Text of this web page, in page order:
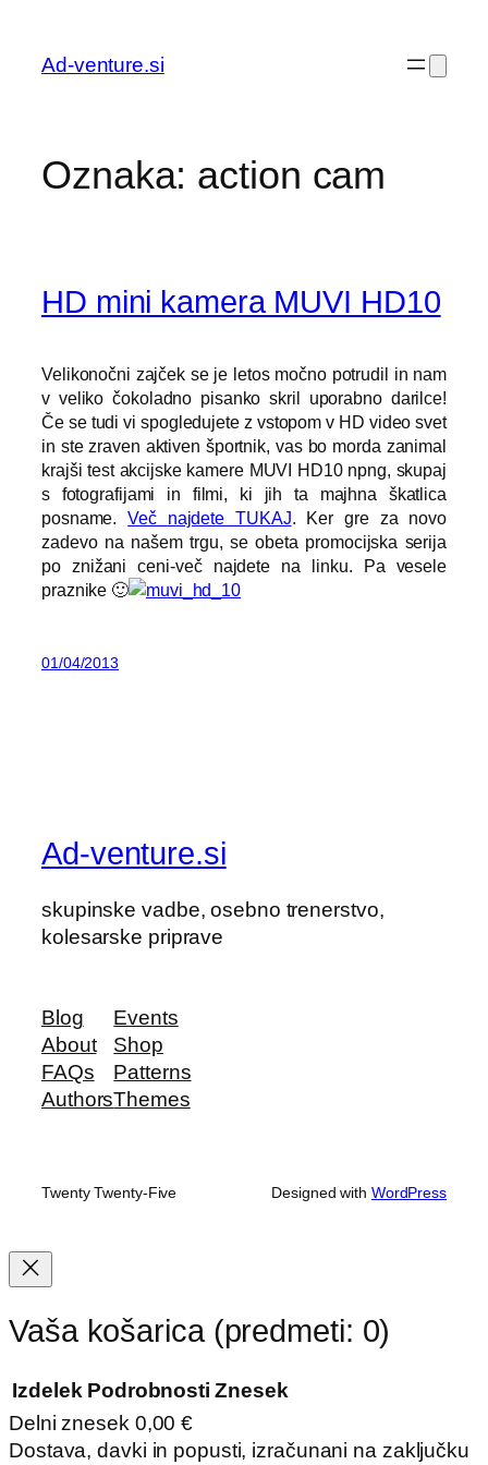
vsebino
Ad-venture.si
Oznaka: action cam
HD mini kamera MUVI HD10
Velikonočni zajček se je letos močno potrudil in nam
v veliko čokoladno pisanko skril uporabno darilce!
Če se tudi vi spogledujete z vstopom v HD video svet
in ste zraven aktiven športnik, vas bo morda zanimal
krajši test akcijske kamere MUVI HD10 npng, skupaj
s fotografijami in filmi, ki jih ta majhna škatlica
posname.Več najdete TUKAJ. Ker gre za novo
zadevo na našem trgu, se obeta promocijska serija
po znižani ceni-več najdete na linku. Pa vesele
praznike 🙂
01/04/2013
Ad-venture.si
skupinske vadbe, osebno trenerstvo,
kolesarske priprave
Blog
About
FAQs
Authors
Events
Shop
Patterns
Themes
Twenty Twenty-Five Designed with WordPress
Vaša košarica (predmeti: 0)
Izdelki
Izdelek Podrobnosti Znesek
Delni znesek 0,00 €
Dostava, davki in popusti, izračunani na zaključku